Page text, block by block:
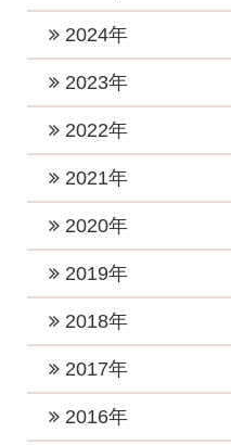
2026年5月 (1)
2026年4月 (1)
2026年3月 (1)
2026年2月 (1)
2025年11月 (1)
2025年9月 (1)
2025年8月 (1)
2025年6月 (2)
2025年5月 (1)
2025年2月 (2)
2025年1月 (2)
2024年
2024年12月 (2)
2024年10月 (1)
2024年9月 (2)
2024年8月 (1)
2024年6月 (3)
2024年4月 (2)
2024年3月 (2)
2024年2月 (1)
2023年
2023年12月 (1)
2023年8月 (2)
2023年7月 (2)
2023年5月 (1)
2023年4月 (2)
2023年2月 (2)
2023年1月 (5)
2022年
2022年12月 (1)
2022年10月 (1)
2022年8月 (1)
2022年7月 (4)
2022年6月 (1)
2022年4月 (1)
2021年
2021年11月 (4)
2021年8月 (2)
2021年7月 (1)
2021年6月 (4)
2021年5月 (1)
2020年
2020年12月 (2)
2020年10月 (2)
2020年8月 (3)
2020年7月 (2)
2019年
2019年12月 (2)
2019年10月 (3)
2019年7月 (3)
2018年
2018年12月 (2)
2018年10月 (1)
2017年
2017年12月 (3)
2016年